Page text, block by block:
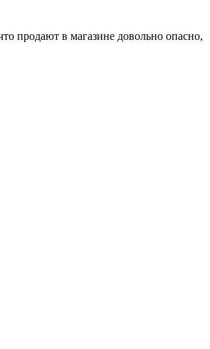
продают в магазине довольно опасно,